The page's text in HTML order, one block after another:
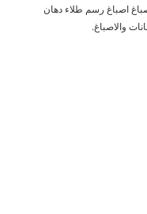
اصباغ رسم طلاء دهان
والاصباغ.